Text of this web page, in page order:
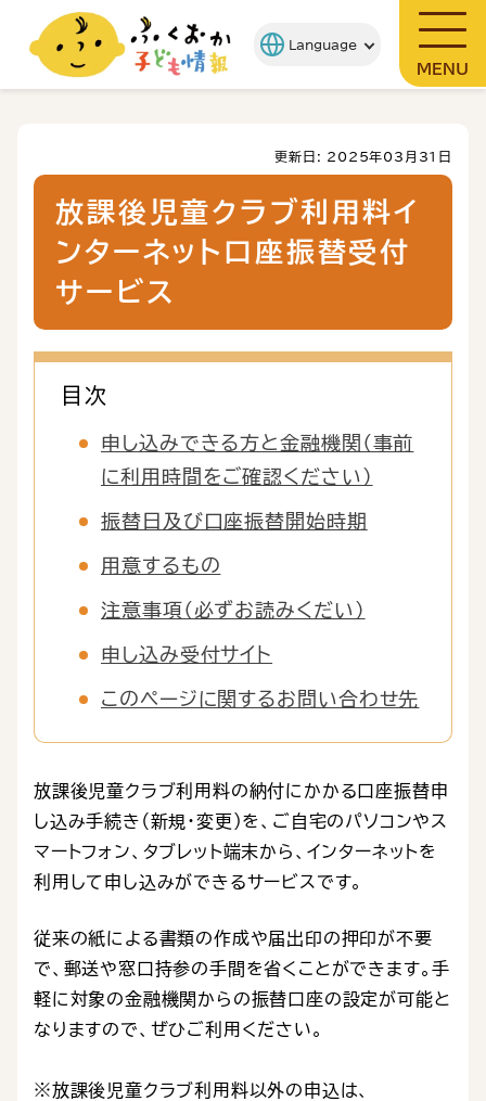
MENU
更新日: 2025年03月31日
放課後児童クラブ利用料イ
ンターネット口座振替受付
サービス
目次
申し込みできる方と金融機関（事前
に利用時間をご確認ください）
振替日及び口座振替開始時期
用意するもの
注意事項（必ずお読みくだい）
申し込み受付サイト
このページに関するお問い合わせ先
放課後児童クラブ利用料の納付にかかる口座振替申
し込み手続き（新規・変更）を、ご自宅のパソコンやス
マートフォン、タブレット端末から、インターネットを
利用して申し込みができるサービスです。
従来の紙による書類の作成や届出印の押印が不要
で、郵送や窓口持参の手間を省くことができます。手
軽に対象の金融機関からの振替口座の設定が可能と
なりますので、ぜひご利用ください。
※放課後児童クラブ利用料以外の申込は、